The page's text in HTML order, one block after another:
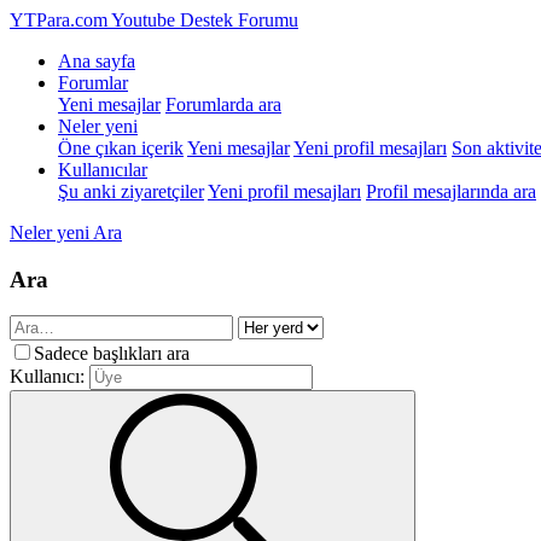
YTPara.comYoutube Destek Forumu
Ana sayfa
Forumlar
Yeni mesajlar Forumlarda ara
Neler yeni
Öne çıkan içerikYeni mesajlarYeni profil mesajları Son
Kullanıcılar
Şu anki ziyaretçilerYeni profil mesajları Profil mesajlarında ara
Neler yeni Ara
Ara
Sadece başlıkları ara
Kullanıcı: